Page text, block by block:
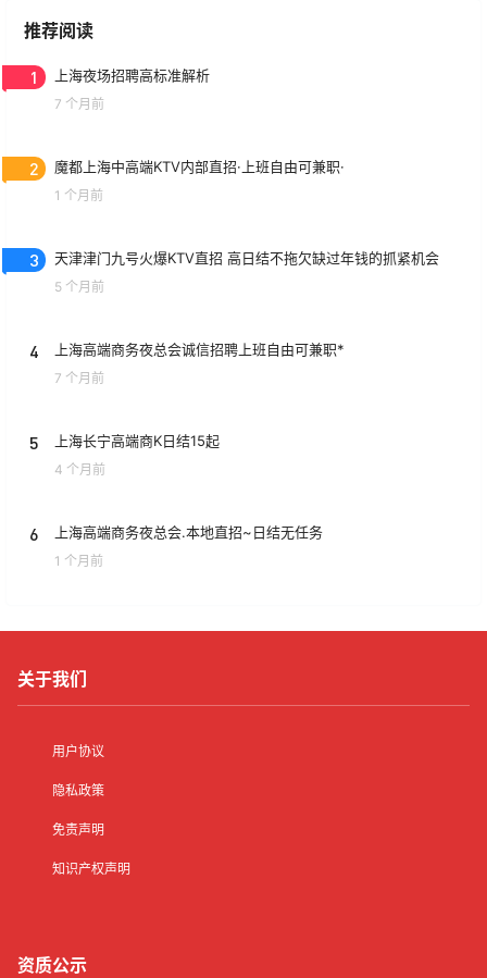
推荐阅读
1 上海夜场招聘高标准解析
7 个月前
2 魔都上海中高端KTV内部直招·上班自由可兼职·
1 个月前
3 天津津门九号火爆KTV直招 高日结不拖欠缺过年钱的抓紧机会
5 个月前
4 上海高端商务夜总会诚信招聘上班自由可兼职*
7 个月前
5 上海长宁高端商K日结15起
4 个月前
6 上海高端商务夜总会.本地直招~日结无任务
1 个月前
关于我们
用户协议
隐私政策
免责声明
知识产权声明
资质公示